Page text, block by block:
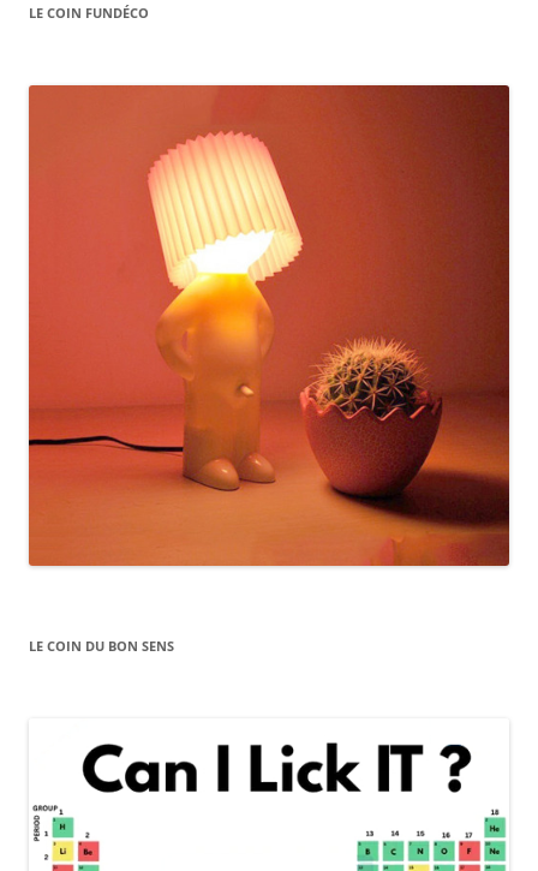
LE COIN FUNDÉCO
LE COIN DU BON SENS